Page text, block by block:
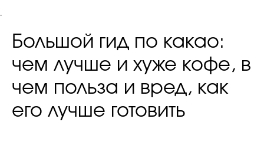
.
Большой гид по какао:
чем лучше и хуже кофе, в
чем польза и вред, как
его лучше готовить